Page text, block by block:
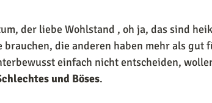
der liebe Wohlstand , oh ja, das sind
brauchen, die anderen haben mehr als gut
einfach nicht entscheiden,
und Böses.